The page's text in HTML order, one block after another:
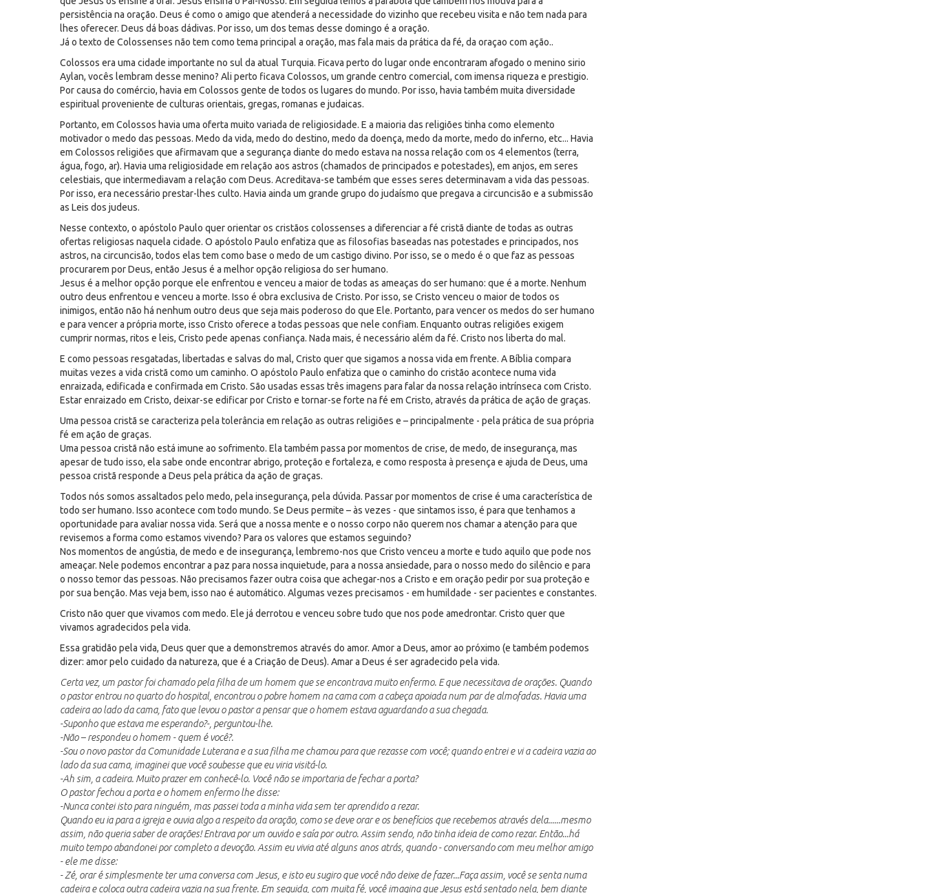
persistência na oração. Deus é como o amigo que atenderá a necessidade do vizinho que recebeu visita e não tem nada para
lhes oferecer. Deus dá boas dádivas. Por isso, um dos temas desse domingo é a oração.
Já o texto de Colossenses não tem como tema principal a oração, mas fala mais da prática da fé, da oraçao com ação..
Colossos era uma cidade importante no sul da atual Turquia. Ficava perto do lugar onde encontraram afogado o menino sirio
Aylan, vocês lembram desse menino? Ali perto ficava Colossos, um grande centro comercial, com imensa riqueza e prestigio.
Por causa do comércio, havia em Colossos gente de todos os lugares do mundo. Por isso, havia também muita diversidade
espiritual proveniente de culturas orientais, gregas, romanas e judaicas.
Portanto, em Colossos havia uma oferta muito variada de religiosidade. E a maioria das religiões tinha como elemento
motivador o medo das pessoas. Medo da vida, medo do destino, medo da doença, medo da morte, medo do inferno, etc... Havia
em Colossos religiões que afirmavam que a segurança diante do medo estava na nossa relação com os 4 elementos (terra,
água, fogo, ar). Havia uma religiosidade em relação aos astros (chamados de principados e potestades), em anjos, em seres
celestiais, que intermediavam a relação com Deus. Acreditava-se também que esses seres determinavam a vida das pessoas.
Por isso, era necessário prestar-lhes culto. Havia ainda um grande grupo do judaísmo que pregava a circuncisão e a submissão
as Leis dos judeus.
Nesse contexto, o apóstolo Paulo quer orientar os cristãos colossenses a diferenciar a fé cristã diante de todas as outras
ofertas religiosas naquela cidade. O apóstolo Paulo enfatiza que as filosofias baseadas nas potestades e principados, nos
astros, na circuncisão, todos elas tem como base o medo de um castigo divino. Por isso, se o medo é o que faz as pessoas
procurarem por Deus, então Jesus é a melhor opção religiosa do ser humano.
Jesus é a melhor opção porque ele enfrentou e venceu a maior de todas as ameaças do ser humano: que é a morte. Nenhum
outro deus enfrentou e venceu a morte. Isso é obra exclusiva de Cristo. Por isso, se Cristo venceu o maior de todos os
inimigos, então não há nenhum outro deus que seja mais poderoso do que Ele. Portanto, para vencer os medos do ser humano
e para vencer a própria morte, isso Cristo oferece a todas pessoas que nele confiam. Enquanto outras religiões exigem
cumprir normas, ritos e leis, Cristo pede apenas confiança. Nada mais, é necessário além da fé. Cristo nos liberta do mal.
E como pessoas resgatadas, libertadas e salvas do mal, Cristo quer que sigamos a nossa vida em frente. A Bíblia compara
muitas vezes a vida cristã como um caminho. O apóstolo Paulo enfatiza que o caminho do cristão acontece numa vida
enraizada, edificada e confirmada em Cristo. São usadas essas três imagens para falar da nossa relação intrínseca com Cristo.
Estar enraizado em Cristo, deixar-se edificar por Cristo e tornar-se forte na fé em Cristo, através da prática de ação de graças.
Uma pessoa cristã se caracteriza pela tolerância em relação as outras religiões e – principalmente - pela prática de sua própria
fé em ação de graças.
Uma pessoa cristã não está imune ao sofrimento. Ela também passa por momentos de crise, de medo, de insegurança, mas
apesar de tudo isso, ela sabe onde encontrar abrigo, proteção e fortaleza, e como resposta à presença e ajuda de Deus, uma
pessoa cristã responde a Deus pela prática da ação de graças.
Todos nós somos assaltados pelo medo, pela insegurança, pela dúvida. Passar por momentos de crise é uma característica de
todo ser humano. Isso acontece com todo mundo. Se Deus permite – às vezes - que sintamos isso, é para que tenhamos a
oportunidade para avaliar nossa vida. Será que a nossa mente e o nosso corpo não querem nos chamar a atenção para que
revisemos a forma como estamos vivendo? Para os valores que estamos seguindo?
Nos momentos de angústia, de medo e de insegurança, lembremo-nos que Cristo venceu a morte e tudo aquilo que pode nos
ameaçar. Nele podemos encontrar a paz para nossa inquietude, para a nossa ansiedade, para o nosso medo do silêncio e para
o nosso temor das pessoas. Não precisamos fazer outra coisa que achegar-nos a Cristo e em oração pedir por sua proteção e
por sua benção. Mas veja bem, isso nao é automático. Algumas vezes precisamos - em humildade - ser pacientes e constantes.
Cristo não quer que vivamos com medo. Ele já derrotou e venceu sobre tudo que nos pode amedrontar. Cristo quer que
vivamos agradecidos pela vida.
Essa gratidão pela vida, Deus quer que a demonstremos através do amor. Amor a Deus, amor ao próximo (e também podemos
dizer: amor pelo cuidado da natureza, que é a Criação de Deus). Amar a Deus é ser agradecido pela vida.
Certa vez, um pastor foi chamado pela filha de um homem que se encontrava muito enfermo. E que necessitava de orações. Quando
o pastor entrou no quarto do hospital, encontrou o pobre homem na cama com a cabeça apoiada num par de almofadas. Havia uma
cadeira ao lado da cama, fato que levou o pastor a pensar que o homem estava aguardando a sua chegada.
-Suponho que estava me esperando?-, perguntou-lhe.
-Não – respondeu o homem - quem é você?.
-Sou o novo pastor da Comunidade Luterana e a sua filha me chamou para que rezasse com você; quando entrei e vi a cadeira vazia ao
lado da sua cama, imaginei que você soubesse que eu viria visitá-lo.
-Ah sim, a cadeira. Muito prazer em conhecê-lo. Você não se importaria de fechar a porta?
O pastor fechou a porta e o homem enfermo lhe disse:
-Nunca contei isto para ninguém, mas passei toda a minha vida sem ter aprendido a rezar.
Quando eu ia para a igreja e ouvia algo a respeito da oração, como se deve orar e os benefícios que recebemos através dela......mesmo
assim, não queria saber de orações! Entrava por um ouvido e saía por outro. Assim sendo, não tinha ideia de como rezar. Então...há
muito tempo abandonei por completo a devoção. Assim eu vivia até alguns anos atrás, quando - conversando com meu melhor amigo
- ele me disse:
- Zé, orar é simplesmente ter uma conversa com Jesus, e isto eu sugiro que você não deixe de fazer...Faça assim, você se senta numa
cadeira e coloca outra cadeira vazia na sua frente. Em seguida, com muita fé, você imagina que Jesus está sentado nela, bem diante